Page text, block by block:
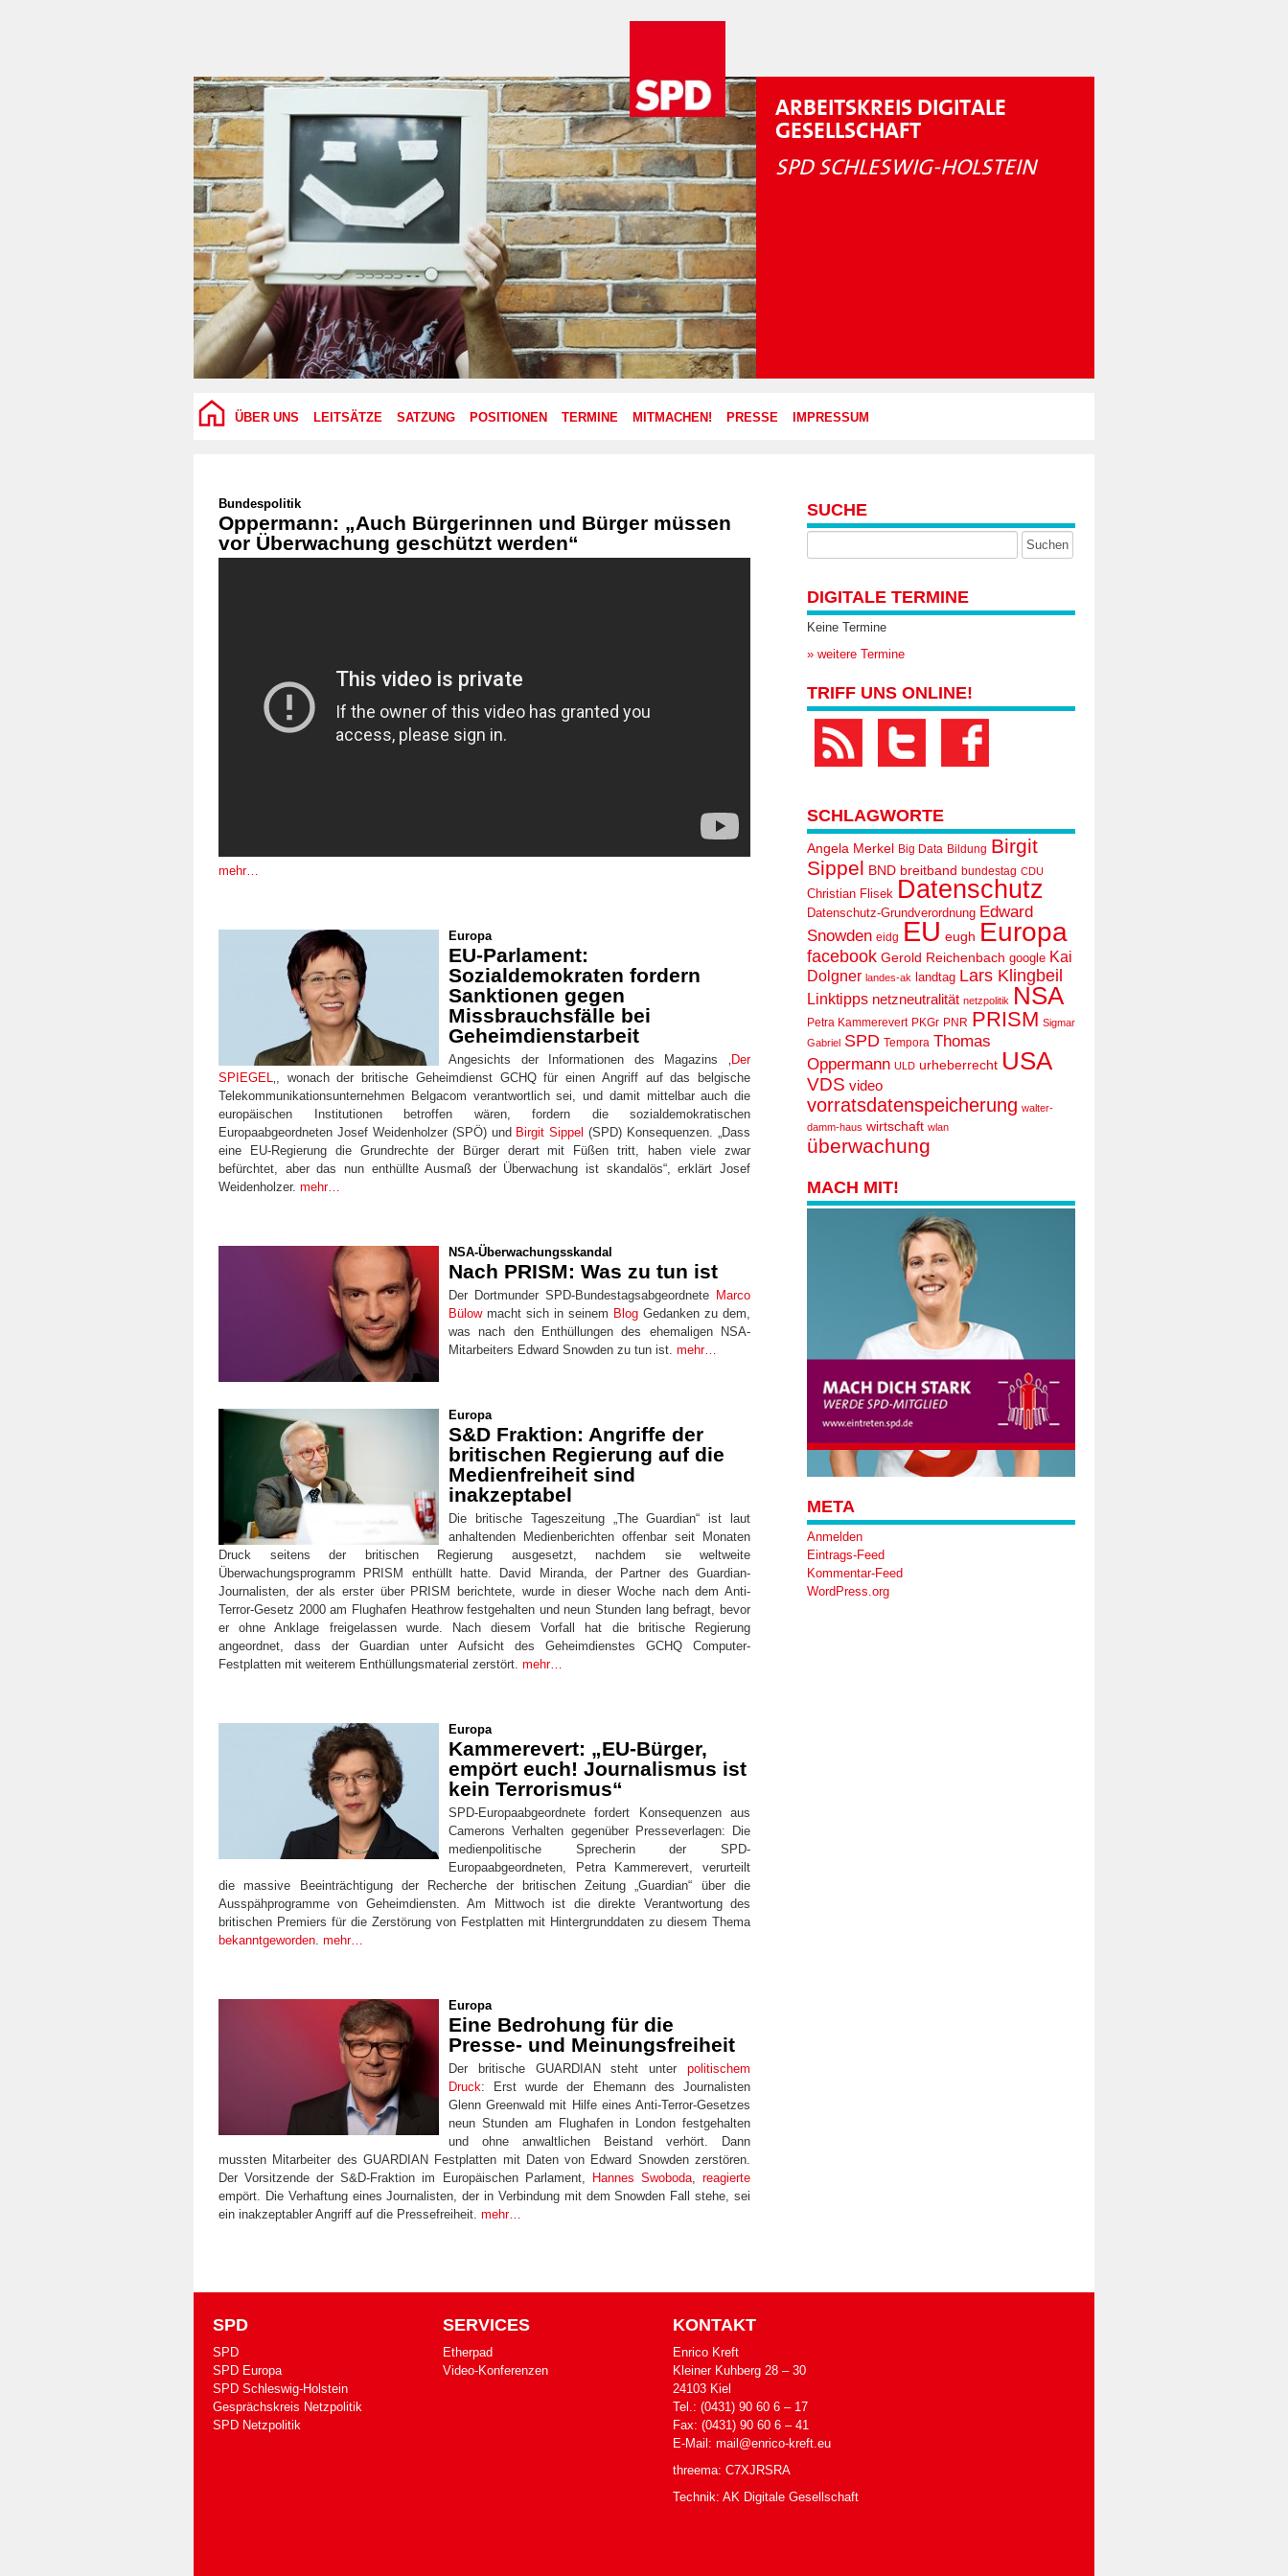
ARBEITSKREIS DIGITALE
GESELLSCHAFT
SPD SCHLESWIG-HOLSTEIN
ÜBER UNS LEITSÄTZE SATZUNG POSITIONEN TERMINE MITMACHEN! PRESSE IMPRESSUM
Bundespolitik
Oppermann: „Auch Bürgerinnen und Bürger müssen
vor Überwachung geschützt werden“
mehr…
Europa
EU-Parlament:
Sozialdemokraten fordern
Sanktionen gegen
Missbrauchsfälle bei
Geheimdienstarbeit
Angesichts der Informationen des Magazins ‚ Der
SPIEGEL
‚, wonach der britische Geheimdienst GCHQ für einen Angriff auf das belgische
Telekommunikations­unternehmen Belgacom verantwortlich sei, und damit mittelbar auch die
europäischen Institutionen betroffen wären, fordern die sozialdemokratischen
Europaabgeordneten Josef Weidenholzer (SPÖ) und Birgit Sippel (SPD) Konsequenzen.
„Dass
eine EU-Regierung die Grundrechte der Bürger derart mit Füßen tritt, haben viele zwar
befürchtet, aber das nun enthüllte Ausmaß der Überwachung ist skandalös“, erklärt Josef
Weidenholzer. mehr…
NSA-Überwachungsskandal
Nach PRISM: Was zu tun ist
Der Dortmunder SPD-Bundestagsabgeordnete Marco
Bülowmacht sich in seinem Blog Gedanken zu dem,
was nach den Enthüllungen des ehemaligen NSA-
Mitarbeiters Edward Snowden zu tun ist. mehr…
Europa
S&D Fraktion: Angriffe der
britischen Regierung auf die
Medienfreiheit sind
inakzeptabel
Die britische Tageszeitung „The Guardian“ ist laut
anhaltenden Medienberichten offenbar seit Monaten
Druck seitens der britischen Regierung ausgesetzt, nachdem sie weltweite
Überwachungsprogramm PRISM enthüllt hatte. David Miranda, der Partner des Guardian-
Journalisten, der als erster über PRISM berichtete, wurde in dieser Woche nach dem Anti-
Terror-Gesetz 2000 am Flughafen Heathrow festgehalten und neun Stunden lang befragt, bevor
er ohne Anklage freigelassen wurde. Nach diesem Vorfall hat die britische Regierung
angeordnet, dass der Guardian unter Aufsicht des Geheimdienstes GCHQ Computer-
Festplatten mit weiterem Enthüllungsmaterial zerstört. mehr…
Europa
Kammerevert: „EU-Bürger,
empört euch! Journalismus ist
kein Terrorismus“
SPD-Europaabgeordnete fordert Konsequenzen aus
Camerons Verhalten gegenüber Presseverlagen: Die
medienpolitische Sprecherin der SPD-
Europaabgeordneten, Petra Kammerevert, verurteilt
die massive Beeinträchtigung der Recherche der britischen Zeitung „Guardian“ über die
Ausspähprogramme von Geheimdiensten. Am Mittwoch ist die direkte Verantwortung des
britischen Premiers für die Zerstörung von Festplatten mit Hintergrunddaten zu diesem Thema
bekanntgeworden mehr…
Europa
Eine Bedrohung für die
Presse- und Meinungsfreiheit
Der britische GUARDIAN steht unter politischem
Druck: Erst wurde der Ehemann des Journalisten
Glenn Greenwald mit Hilfe eines Anti-Terror-Gesetzes
neun Stunden am Flughafen in London festgehalten
und ohne anwaltlichen Beistand verhört. Dann
mussten Mitarbeiter des GUARDIAN Festplatten mit Daten von Edward Snowden zerstören.
Der Vorsitzende der S&D-Fraktion im Europäischen Parlament, Hannes Swoboda,reagierte
empört. Die Verhaftung eines Journalisten, der in Verbindung mit dem Snowden Fall stehe, sei
ein inakzeptabler Angriff auf die Pressefreiheit. mehr…
SUCHE
DIGITALE TERMINE
Keine Termine
» weitere Termine
TRIFF UNS ONLINE!
SCHLAGWORTE
Angela Merkel Big Data Bildung Birgit
Sippel BND breitband bundestag CDU
Christian Flisek Datenschutz
Datenschutz-Grundverordnung Edward
Snowden eidg EU eugh Europa
facebook Gerold Reichenbach google Kai
Dolgner landes-ak landtag Lars Klingbeil
Linktipps netzneutralität netzpolitik NSA
Petra Kammerevert PKGr PNR PRISM Sigmar
Gabriel SPD Tempora Thomas
Oppermann ULD urheberrecht USA
VDS video
vorratsdatenspeicherung walter-
damm-haus wirtschaft wlan
überwachung
MACH MIT!
META
Anmelden
Eintrags-Feed
Kommentar-Feed
WordPress.org
SPD
SPD
SPD Europa
SPD Schleswig-Holstein
Gesprächskreis Netzpolitik
SPD Netzpolitik
SERVICES
Etherpad
Video-Konferenzen
KONTAKT
Enrico Kreft
Klei­ner Kuh­berg 28 – 30
24103 Kiel
Tel.: (0431) 90 60 6 – 17
Fax: (0431) 90 60 6 – 41
E-​Mail: mail@enrico-kreft.eu
threema: C7XJRSRA
Technik: AK Digitale Gesellschaft